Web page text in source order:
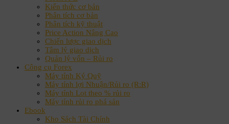
Kiến thức cơ bản
Phân tích cơ bản
Phân tích kỹ thuật
Price Action Nâng Cao
Chiến lược giao dịch
Tâm lý giao dịch
Quản lý vốn – Rủi ro
Công cụ Forex
Máy tính Ký Quỹ
Máy tính lợi Nhuận/Rủi ro (R:R)
Máy tính Lot theo % rủi ro
Máy tính rủi ro phá sản
Ebook
Kho Sách Tài Chính